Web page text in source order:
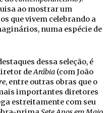
ao mostrar um
que vivem celebrando a
numa espécie de
dessa seleção, é
deArábia (com João
, entre outras obras que o
importantes diretores
estreitamente com seu